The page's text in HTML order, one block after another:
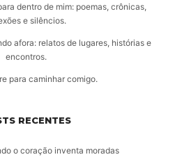
dentro de mim: poemas, crônicas,
e silêncios.
afora: relatos de lugares, histórias e
encontros.
para caminhar comigo.
RECENTES
o coração inventa moradas